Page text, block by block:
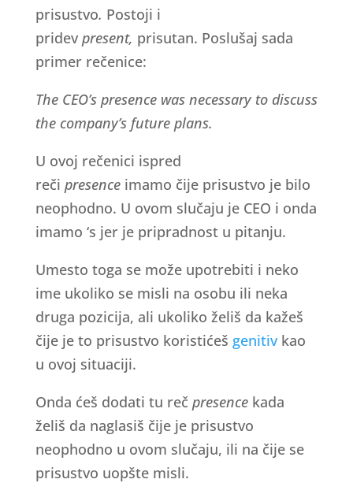
prisustvo. Postoji i
pridev present, prisutan. Poslušaj sada
primer rečenice:
The CEO’s presence was necessary to discuss
the company’s future plans.
U ovoj rečenici ispred
reči presence imamo čije prisustvo je bilo
neophodno. U ovom slučaju je CEO i onda
imamo ‘s jer je pripradnost u pitanju.
Umesto toga se može upotrebiti i neko
ime ukoliko se misli na osobu ili neka
druga pozicija, ali ukoliko želiš da kažeš
čije je to prisustvo koristićeš genitivkao
u ovoj situaciji.
Onda ćeš dodati tu reč presence kada
želiš da naglasiš čije je prisustvo
neophodno u ovom slučaju, ili na čije se
prisustvo uopšte misli.